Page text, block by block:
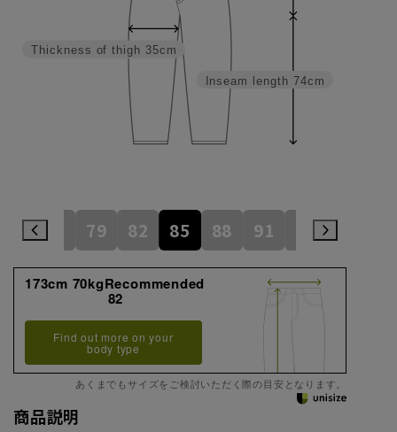
Inseam length 74cm
Thickness of thigh 35cm
76 79 82 85 88 91 94
173cm 70kgRecommended
82
Find out more on your
body type
あくまでもサイズをご検討いただく際の目安となります。
商品説明